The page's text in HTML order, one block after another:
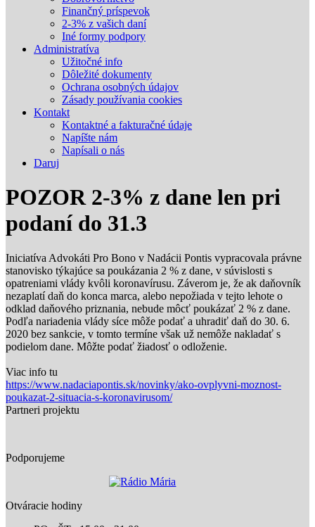
Finančný príspevok
2-3% z vašich daní
Iné formy podpory
Administratíva
Užitočné info
Dôležité dokumenty
Ochrana osobných údajov
Zásady používania cookies
Kontakt
Kontaktné a fakturačné údaje
Napíšte nám
Napísali o nás
Daruj
POZOR 2-3% z dane len pri
podaní do 31.3
Iniciatíva Advokáti Pro Bono v Nadácii Pontis vypracovala právne
stanovisko týkajúce sa poukázania 2 % z dane, v súvislosti s
opatreniami vlády kvôli koronavírusu. Záverom je, že ak daňovník
nezaplatí daň do konca marca, alebo nepožiada v tejto lehote o
odklad daňového priznania, nebude môcť poukázať 2 % z dane.
Podľa nariadenia vlády síce môže podať a uhradiť daň do 30. 6.
2020 bez sankcie, v tomto termíne však už nemôže nakladať s
podielom dane. Môžte podať žiadosť o odloženie.
Viac info tu
https://www.nadaciapontis.sk/novinky/ako-ovplyvni-moznost-
poukazat-2-situacia-s-koronavirusom/
Partneri projektu
Podporujeme
Otváracie hodiny